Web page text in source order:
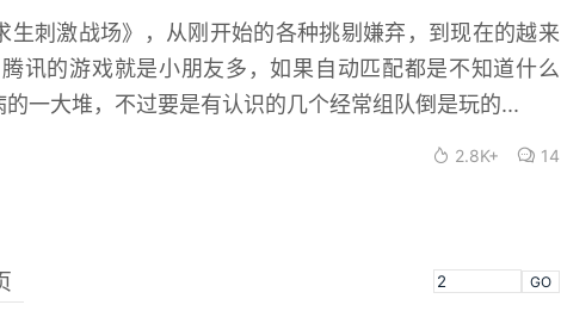
生刺激战场》，从刚开始的各种挑剔嫌弃，到现在的越来
讯的游戏就是小朋友多，如果自动匹配都是不知道什么
一大堆，不过要是有认识的几个经常组队倒是玩的...
2.8K+ 14
GO